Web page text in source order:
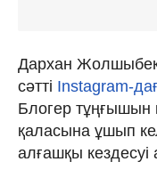
Дархан
сәтті Instagram-
Блогер тұңғышын
қаласына ұшып
алғашқы